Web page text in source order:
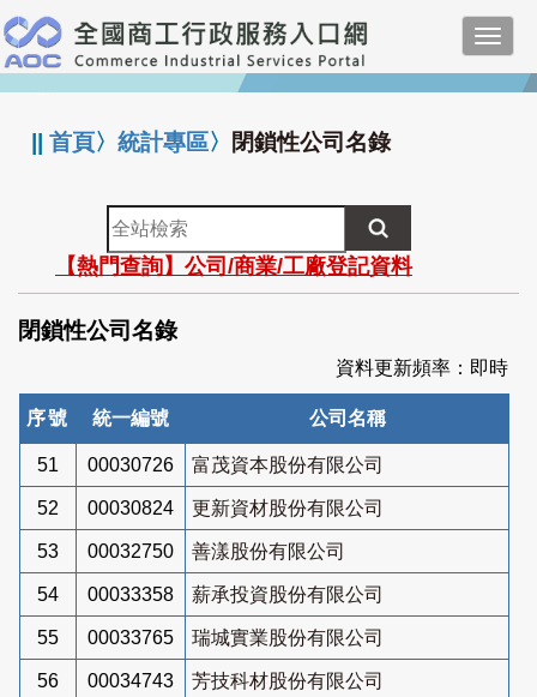
跳
到
主
要
:::
||首頁〉統計專區〉 閉鎖性公司名錄
全
站
檢
索
【熱門查詢】公司/商業/工廠登記資料
閉鎖性公司名錄
資料更新頻率：即時
序號 統一編號 公司名稱
51 00030726 富茂資本股份有限公司
52 00030824 更新資材股份有限公司
53 00032750 善漾股份有限公司
54 00033358 薪承投資股份有限公司
55 00033765 瑞城實業股份有限公司
56 00034743 芳技科材股份有限公司